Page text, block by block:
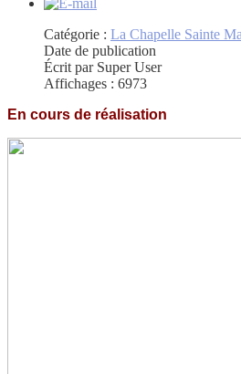
Catégorie : La Chapelle Sainte
Date de publication
Écrit par Super User
Affichages : 6973
En cours de réalisation